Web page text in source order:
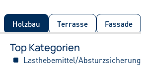
Holzbau Terrasse Fassade
Top Kategorien
Lasthebemittel/Absturzsicherung